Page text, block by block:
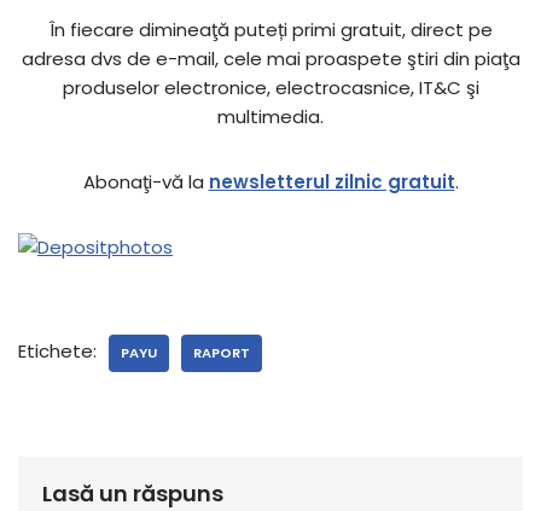
În fiecare dimineaţă puteți primi gratuit, direct pe
adresa dvs de e-mail, cele mai proaspete ştiri din piaţa
produselor electronice, electrocasnice, IT&C şi
multimedia.
Abonaţi-vă la newsletterul zilnic gratuit.
Etichete: PAYU RAPORT
Lasă un răspuns